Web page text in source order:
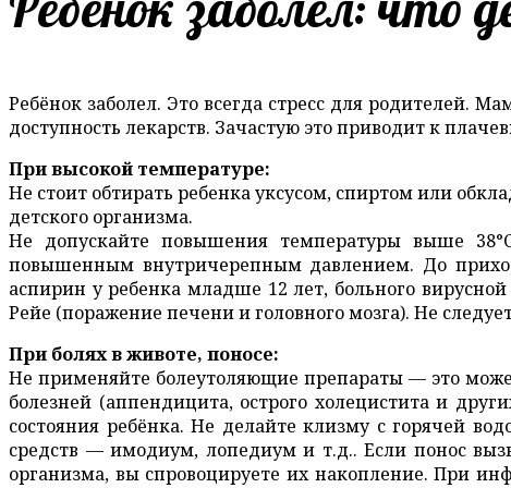
Ребёнок заболел. Это всегда стресс для родителей.
доступность лекарств. Зачастую это приводит к
При высокой температуре:
Не стоит обтирать ребенка уксусом, спиртом или
детского организма.
Не допускайте повышения температуры выше
повышенным внутричерепным давлением. До
аспирин у ребенка младше 12 лет, больного
Рейе (поражение печени и головного мозга). Не
При болях в животе, поносе:
Не применяйте болеутоляющие препараты — это
болезней (аппендицита, острого холецистита и
состояния ребёнка. Не делайте клизму с горячей
средств — имодиум, лопедиум и т.д.. Если понос
организма, вы спровоцируете их накопление. При